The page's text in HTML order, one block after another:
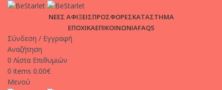
ΝΕΕΣ ΑΦΙΞΕΙΣΠΡΟΣΦΟΡΕΣΚΑΤΑΣΤΗΜΑ
ΕΠΟΧΙΚΑΕΠΙΚΟΙΝΩΝΙΑFAQS
Σύνδεση / Εγγραφή
Αναζήτηση
0 Λίστα Επιθυμιών
0 items 0.00€
Μενού
ΑΠΟΣΤΟΛΕΣ | Σε χρόνο μηδέν στη πόρτα σου, μόνο με 4.9€
και δωρεάν μεταφορικά για παραγγελίες άνω των 65€!!